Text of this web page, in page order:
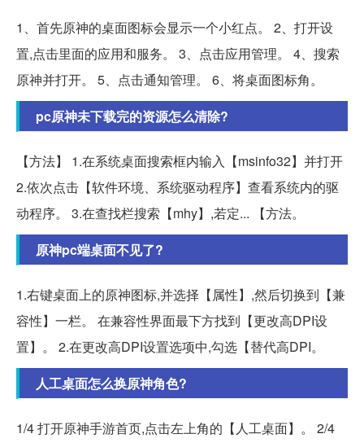
1、首先原神的桌面图标会显示一个小红点。 2、打开设
置,点击里面的应用和服务。 3、点击应用管理。 4、搜索
原神并打开。 5、点击通知管理。 6、将桌面图标角。
pc原神未下载完的资源怎么清除?
【方法】 1.在系统桌面搜索框内输入【msinfo32】并打开
2.依次点击【软件环境、系统驱动程序】查看系统内的驱
动程序。 3.在查找栏搜索【mhy】,若定... 【方法。
原神pc端桌面不见了?
1.右键桌面上的原神图标,并选择【属性】,然后切换到【兼
容性】一栏。 在兼容性界面最下方找到【更改高DPI设
置】。 2.在更改高DPI设置选项中,勾选【替代高DPI。
人工桌面怎么换原神角色?
1/4 打开原神手游首页,点击左上角的【人工桌面】。 2/4